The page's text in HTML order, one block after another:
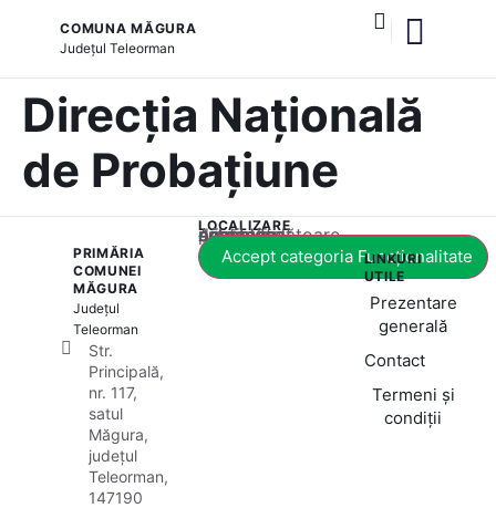
COMUNA MĂGURA
JudețulTeleorman
Direcția Națională
de Probațiune
PRIMĂRIA
COMUNEI
MĂGURA
Județul
Teleorman
Str.
Principală,
nr. 117,
satul
Măgura,
județul
Teleorman,
147190
LOCALIZARE
Acest conținut este blocat până când acceptați categoria corespunzătoare de cookie-uri.
Accept categoria Funcționalitate
LINKURI
UTILE
Prezentare
generală
Contact
Termeni și
condiții